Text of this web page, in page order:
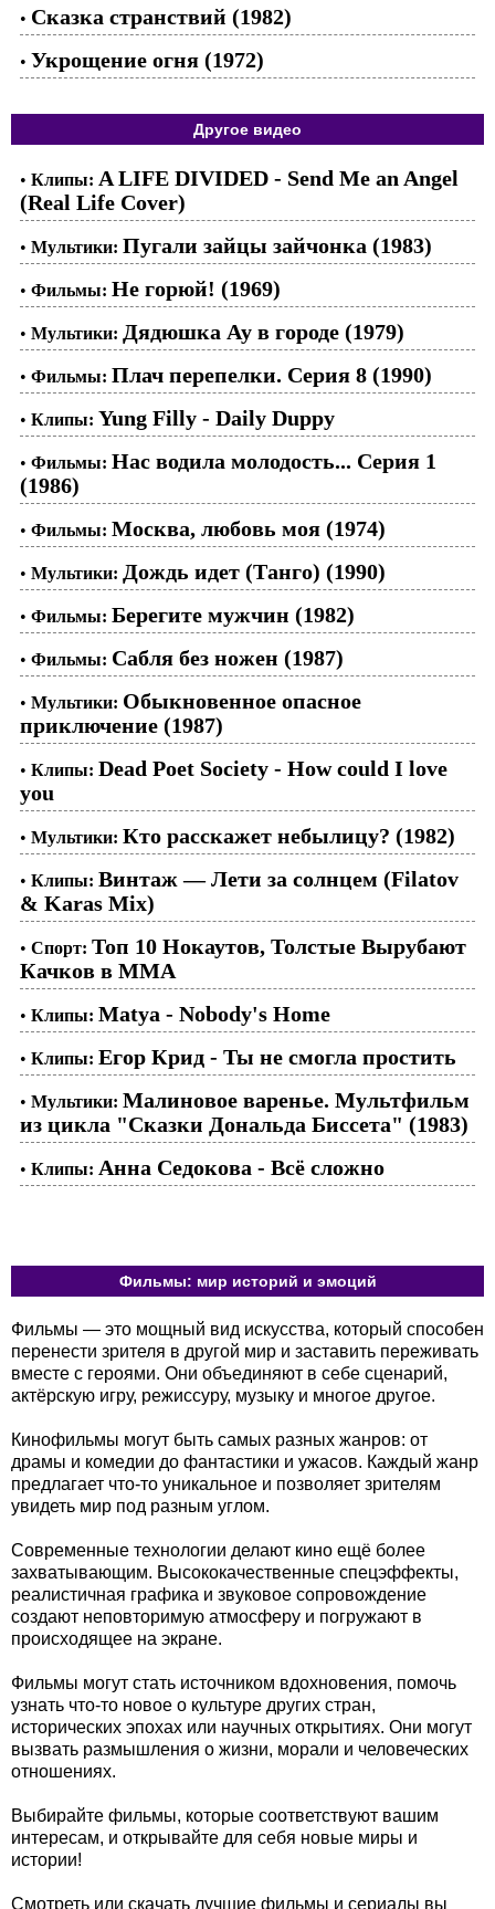
• Сказка странствий (1982)
• Укрощение огня (1972)
Другое видео
• Клипы: A LIFE DIVIDED - Send Me an Angel
(Real Life Cover)
• Мультики: Пугали зайцы зайчонка (1983)
• Фильмы: Не горюй! (1969)
• Мультики: Дядюшка Ау в городе (1979)
• Фильмы: Плач перепелки. Серия 8 (1990)
• Клипы: Yung Filly - Daily Duppy
• Фильмы: Нас водила молодость... Серия 1
(1986)
• Фильмы: Москва, любовь моя (1974)
• Мультики: Дождь идет (Танго) (1990)
• Фильмы: Берегите мужчин (1982)
• Фильмы: Сабля без ножен (1987)
• Мультики: Обыкновенное опасное
приключение (1987)
• Клипы: Dead Poet Society - How could I love
you
• Мультики: Кто расскажет небылицу? (1982)
• Клипы: Винтаж — Лети за солнцем (Filatov
& Karas Mix)
• Спорт: Топ 10 Нокаутов, Толстые Вырубают
Качков в ММА
• Клипы: Matya - Nobody's Home
• Клипы: Егор Крид - Ты не смогла простить
• Мультики: Малиновое варенье. Мультфильм
из цикла "Сказки Дональда Биссета" (1983)
• Клипы: Анна Седокова - Всё сложно
Фильмы: мир историй и эмоций
Фильмы — это мощный вид искусства, который способен
перенести зрителя в другой мир и заставить переживать
вместе с героями. Они объединяют в себе сценарий,
актёрскую игру, режиссуру, музыку и многое другое.
Кинофильмы могут быть самых разных жанров: от
драмы и комедии до фантастики и ужасов. Каждый жанр
предлагает что-то уникальное и позволяет зрителям
увидеть мир под разным углом.
Современные технологии делают кино ещё более
захватывающим. Высококачественные спецэффекты,
реалистичная графика и звуковое сопровождение
создают неповторимую атмосферу и погружают в
происходящее на экране.
Фильмы могут стать источником вдохновения, помочь
узнать что-то новое о культуре других стран,
исторических эпохах или научных открытиях. Они могут
вызвать размышления о жизни, морали и человеческих
отношениях.
Выбирайте фильмы, которые соответствуют вашим
интересам, и открывайте для себя новые миры и
истории!
Смотреть или скачать лучшие фильмы и сериалы вы